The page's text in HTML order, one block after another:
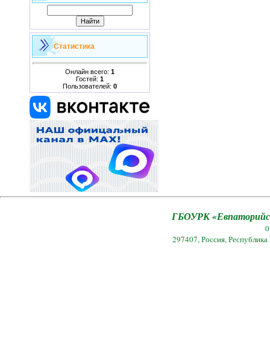
Статистика
Онлайн всего: 1
Гостей: 1
Пользователей: 0
ГБОУРК
297407, Россия,